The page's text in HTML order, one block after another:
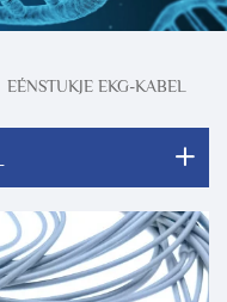
EÉNSTUKJE EKG-KABEL